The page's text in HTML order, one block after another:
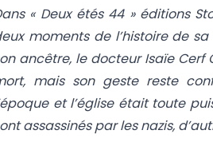
« Deux étés 44 » éditions
moments de l’histoire de
ancêtre, le docteur Isaïe Cerf
mais son geste reste
et l’église était toute
assassinés par les nazis,